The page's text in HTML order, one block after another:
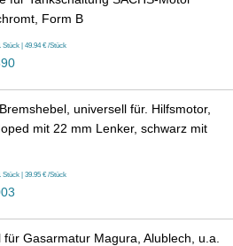
Form B
Stück | 49.94 € /Stück
universell für. Hilfsmotor,
mit 22 mm Lenker, schwarz mit
Stück | 39.95 € /Stück
für Gasarmatur Magura, Alublech, u.a.